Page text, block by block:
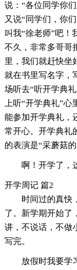
说：“各位同学你
又说“同学们，你
叫我“徐老师”吧！
不久，非常多哥哥
里，我们就赶快坐
就在书里写名字，
场听去“听开学典
上听“开学典礼”心
能参加开学典礼，
常开心。开学典礼
的表演是“采蘑菇的
啊！开学了，
开学周记 篇2
时间过的真快
了。新学期开始了
讲，不说话，不做
写完。
放假时我要学